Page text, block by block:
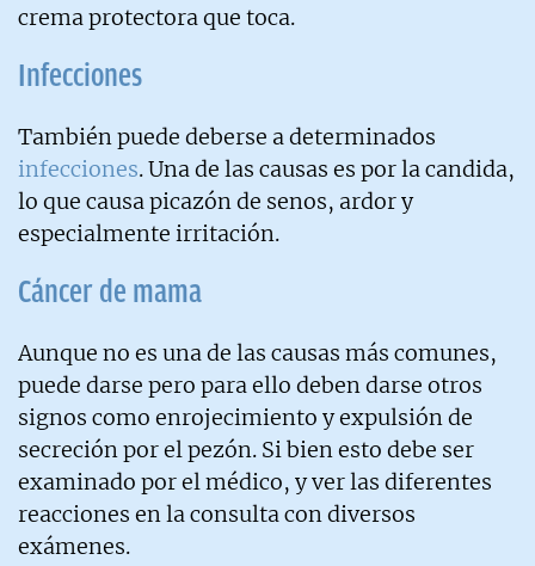
crema protectora que toca.
Infecciones
También puede deberse a determinados
infecciones. Una de las causas es por la candida,
lo que causa picazón de senos, ardor y
especialmente irritación.
Cáncer de mama
Aunque no es una de las causas más comunes,
puede darse pero para ello deben darse otros
signos como enrojecimiento y expulsión de
secreción por el pezón. Si bien esto debe ser
examinado por el médico, y ver las diferentes
reacciones en la consulta con diversos
exámenes.